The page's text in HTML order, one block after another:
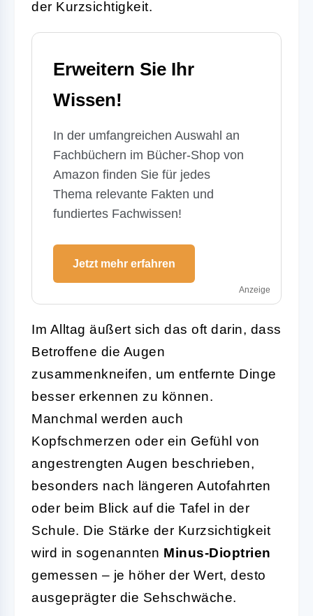
der Kurzsichtigkeit.
Erweitern Sie Ihr
Wissen!
In der umfangreichen Auswahl an
Fachbüchern im Bücher-Shop von
Amazon finden Sie für jedes
Thema relevante Fakten und
fundiertes Fachwissen!
Jetzt mehr erfahren
Anzeige
Im Alltag äußert sich das oft darin, dass
Betroffene die Augen
zusammenkneifen, um entfernte Dinge
besser erkennen zu können.
Manchmal werden auch
Kopfschmerzen oder ein Gefühl von
angestrengten Augen beschrieben,
besonders nach längeren Autofahrten
oder beim Blick auf die Tafel in der
Schule. Die Stärke der Kurzsichtigkeit
wird in sogenannten Minus-Dioptrien
gemessen – je höher der Wert, desto
ausgeprägter die Sehschwäche.